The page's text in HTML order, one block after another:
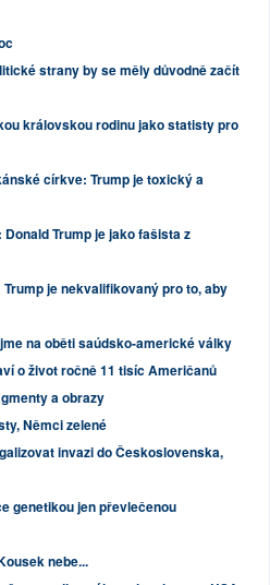
strany by se měly důvodně začít
královskou rodinu jako statisty pro
církve: Trump je toxický a
Trump je jako fašista z
je nekvalifikovaný pro to, aby
na oběti saúdsko-americké války
o život ročně 11 tisíc Američanů
a obrazy
Němci zelené
invazi do Československa,
genetikou jen převlečenou
nebe...